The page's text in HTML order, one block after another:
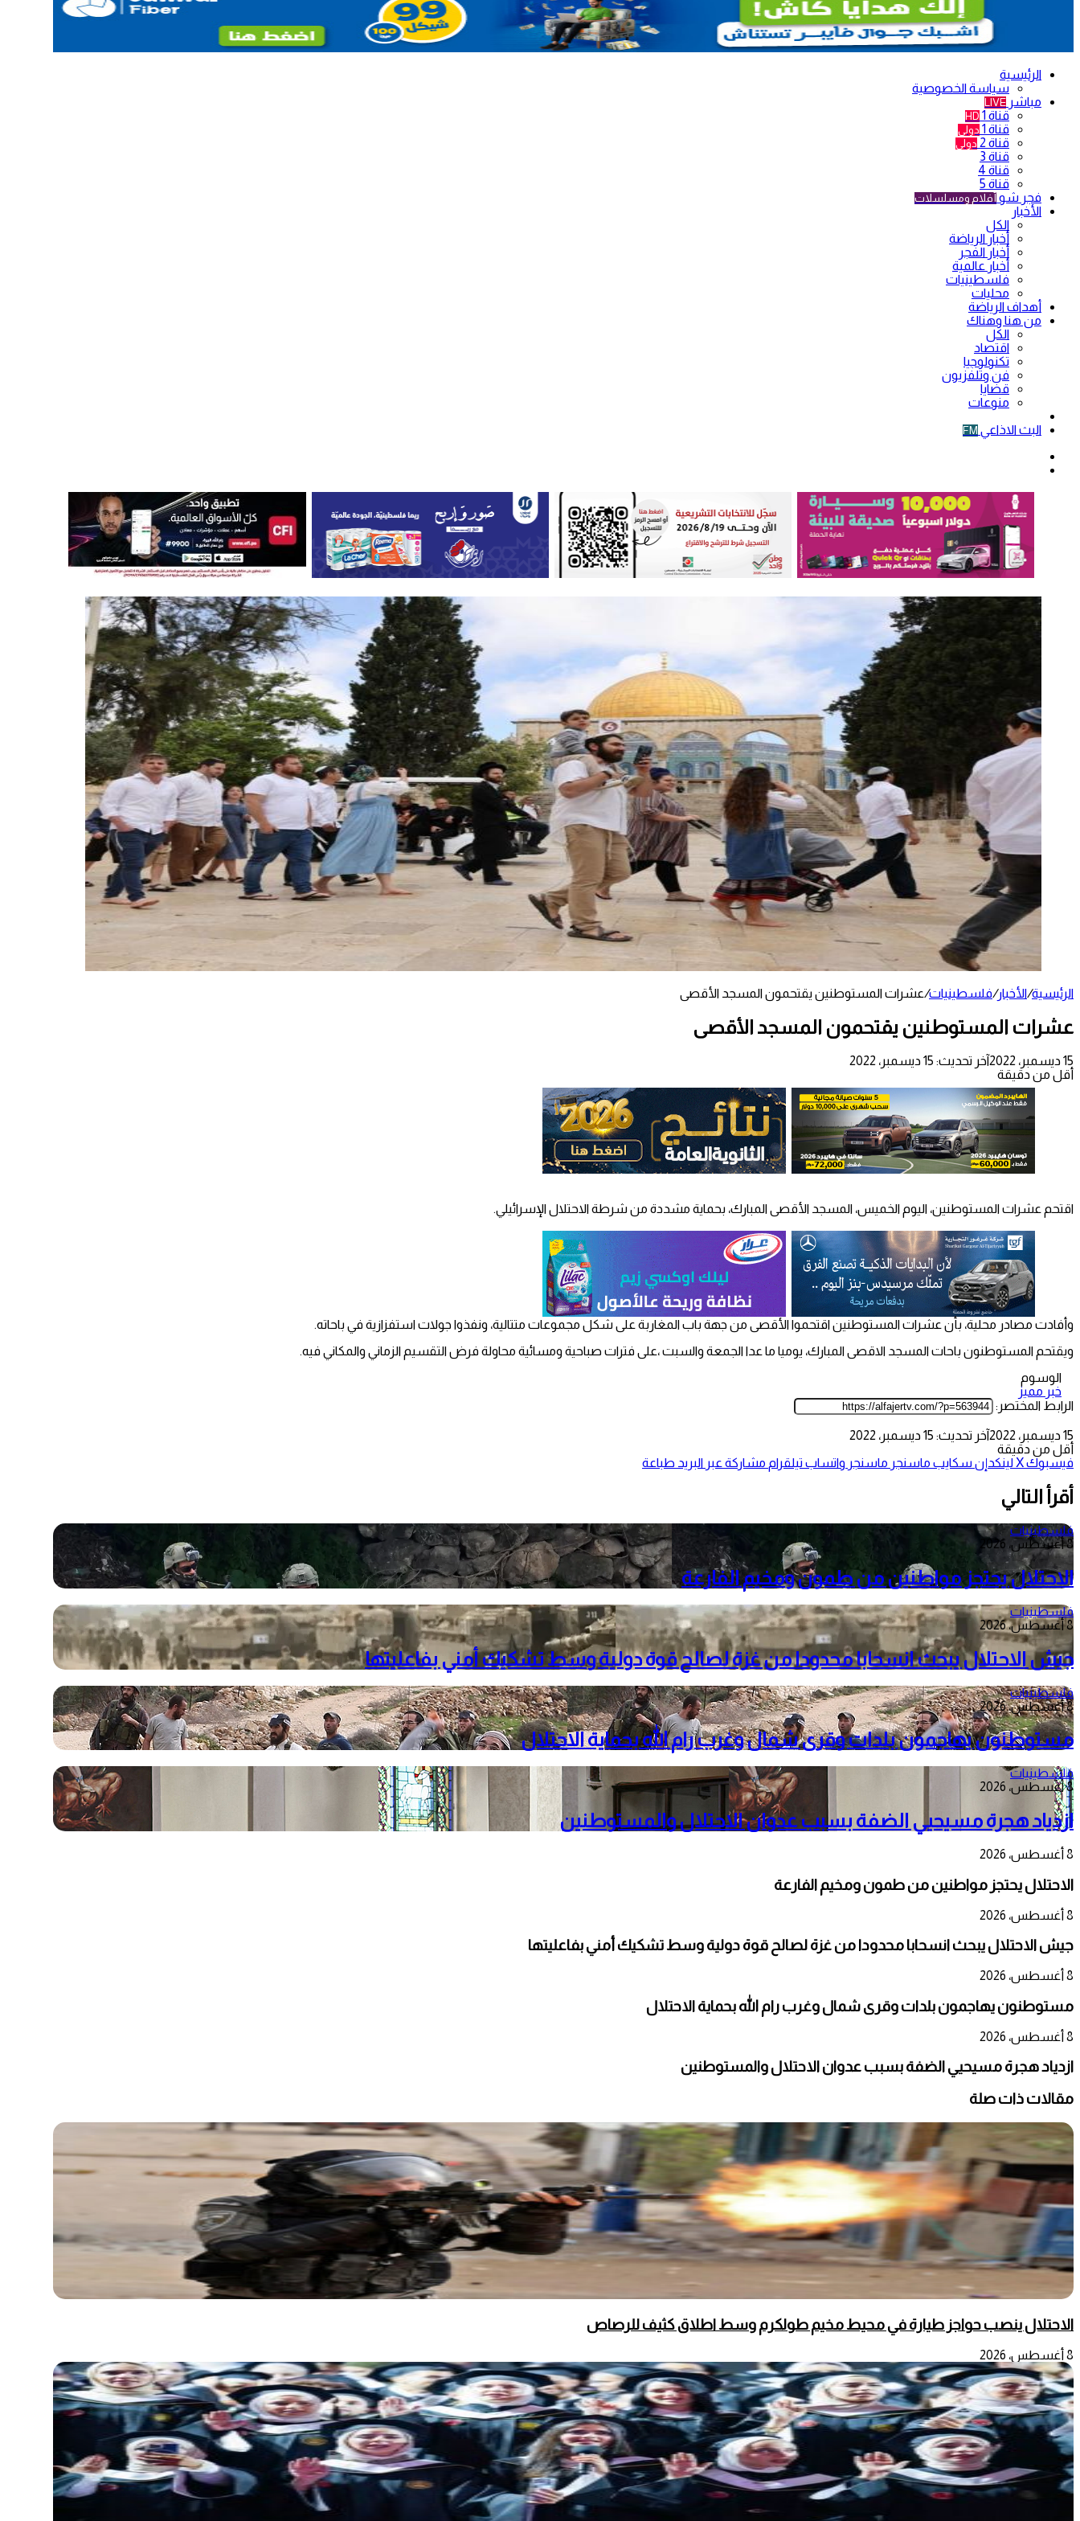
الرئيسية
سياسة الخصوصية
مباشر LIVE
قناة 1 HD
قناة 1 دولي
قناة 2 دولي
قناة 3
قناة 4
قناة 5
فجر شو أفلام ومسلسلات
الأخبار
الكل
أخبار الرياضة
أخبار الفجر
أخبار عالمية
فلسطينيات
محليات
أهداف الرياضة
من هنا وهناك
الكل
اقتصاد
تكنولوجيا
فن وتلفزيون
قضايا
منوعات
البث الاذاعي FM
الرئيسية/الأخبار/فلسطينيات/عشرات المستوطنين يقتحمون المسجد الأقصى
عشرات المستوطنين يقتحمون المسجد الأقصى
15 ديسمبر، 2022
آخر تحديث: 15 ديسمبر، 2022
أقل من دقيقة
اقتحم عشرات المستوطنين، اليوم الخميس، المسجد الأقصى المبارك، بحماية مشددة من شرطة الاحتلال الإسرائيلي.
وأفادت مصادر محلية، بأن عشرات المستوطنين اقتحموا الأقصى من جهة باب المغاربة على شكل مجموعات متتالية، ونفذوا جولات استفزازية في باحاته.
ويقتحم المستوطنون باحات المسجد الاقصى المبارك، يوميا ما عدا الجمعة والسبت ،على فترات صباحية ومسائية محاولة فرض التقسيم الزماني والمكاني فيه.
الوسوم
خبر مميز
الرابط المختصر:
15 ديسمبر، 2022
آخر تحديث: 15 ديسمبر، 2022
أقل من دقيقة
فيسبوك‫Xلينكدإن سكايب ماسنجر ماسنجر واتساب تيلقرام مشاركة عبر البريد طباعة
أقرأ التالي
فلسطينيات
8 أغسطس، 2026
الاحتلال يحتجز مواطنين من طمون ومخيم الفارعة
فلسطينيات
8 أغسطس، 2026
جيش الاحتلال يبحث انسحابا محدودا من غزة لصالح قوة دولية وسط تشكيك أمني بفاعليتها
فلسطينيات
8 أغسطس، 2026
مستوطنون يهاجمون بلدات وقرى شمال وغرب رام الله بحماية الاحتلال
فلسطينيات
8 أغسطس، 2026
ازدياد هجرة مسيحيي الضفة بسبب عدوان الاحتلال والمستوطنين
8 أغسطس، 2026
الاحتلال يحتجز مواطنين من طمون ومخيم الفارعة
8 أغسطس، 2026
جيش الاحتلال يبحث انسحابا محدودا من غزة لصالح قوة دولية وسط تشكيك أمني بفاعليتها
8 أغسطس، 2026
مستوطنون يهاجمون بلدات وقرى شمال وغرب رام الله بحماية الاحتلال
8 أغسطس، 2026
ازدياد هجرة مسيحيي الضفة بسبب عدوان الاحتلال والمستوطنين
مقالات ذات صلة
الاحتلال ينصب حواجز طيارة في محيط مخيم طولكرم وسط اطلاق كثيف للرصاص
8 أغسطس، 2026